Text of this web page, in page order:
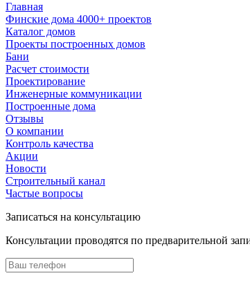
Главная
Финские дома 4000+ проектов
Каталог домов
Проекты построенных домов
Бани
Расчет стоимости
Проектирование
Инженерные коммуникации
Построенные дома
Отзывы
О компании
Контроль качества
Акции
Новости
Строительный канал
Частые вопросы
Записаться на консультацию
Консультации проводятся по предварительной